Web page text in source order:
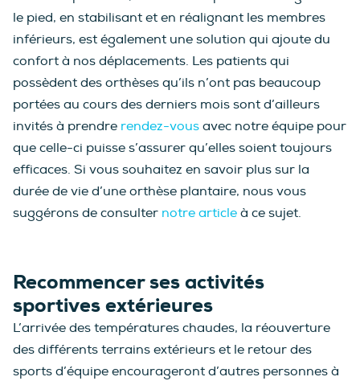
le pied, en stabilisant et en réalignant les membres
inférieurs, est également une solution qui ajoute du
confort à nos déplacements. Les patients qui
possèdent des orthèses qu’ils n’ont pas beaucoup
portées au cours des derniers mois sont d’ailleurs
invités à prendre rendez-vous avec notre équipe pour
que celle-ci puisse s’assurer qu’elles soient toujours
efficaces. Si vous souhaitez en savoir plus sur la
durée de vie d’une orthèse plantaire, nous vous
suggérons de consulter notre article à ce sujet.
Recommencer ses activités
sportives extérieures
L’arrivée des températures chaudes, la réouverture
des différents terrains extérieurs et le retour des
sports d’équipe encourageront d’autres personnes à